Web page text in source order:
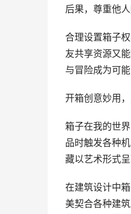
后果，尊重他
合理设置箱子
友共享资源又
与冒险成为可能
开箱创意妙用
箱子在我的世
品时触发各种
藏以艺术形式呈
在建筑设计中
美契合各种建